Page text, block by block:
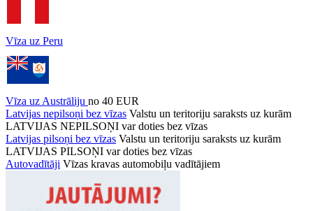
Vīza uz Peru
Vīza uz Austrāliju no 40 EUR
Latvijas nepilsoņi bez vīzas Valstu un teritoriju saraksts uz kurām
LATVIJAS NEPILSOŅI var doties bez vīzas
Latvijas pilsoņi bez vīzas Valstu un teritoriju saraksts uz kurām
LATVIJAS PILSOŅI var doties bez vīzas
Autovadītāji Vīzas kravas automobiļu vadītājiem